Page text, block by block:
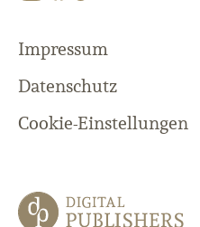
Impressum
Datenschutz
Cookie-Einstellungen